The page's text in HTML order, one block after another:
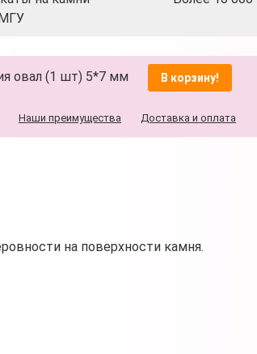
овал (1 шт) 5*7 мм В корзину!
Наши преимущества Доставка и оплата
на поверхности камня.